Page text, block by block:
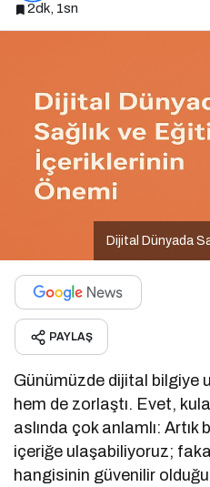
2dk, 1sn
Dijital Dünyada
PAYLAŞ
Günümüzde dijital bilgiye
hem de zorlaştı. Evet,
aslında çok anlamlı: Artık
içeriğe ulaşabiliyoruz;
hangisinin güvenilir